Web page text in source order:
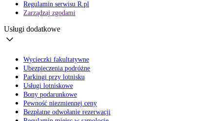
Regulamin serwisu R.pl
Zarządzaj zgodami
Usługi dodatkowe
Wycieczki fakultatywne
Ubezpieczenia podróżne
Parkingi przy lotnisku
Usługi lotniskowe
Bony podarunkowe
Pewność niezmiennej ceny
Bezpłatne odwołanie rezerwacji